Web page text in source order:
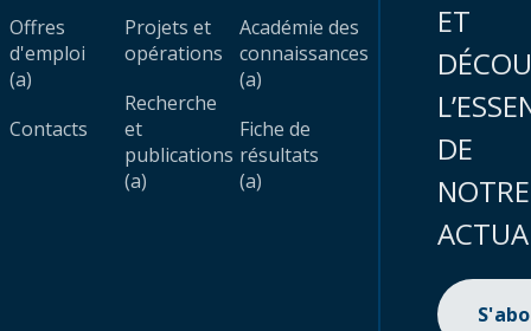
Offres
d'emploi
(a)
Contacts
Projets et
opérations
Recherche
et
publications
(a)
Académie des
connaissances
(a)
Fiche de
résultats
(a)
ET
DE
NOTRE